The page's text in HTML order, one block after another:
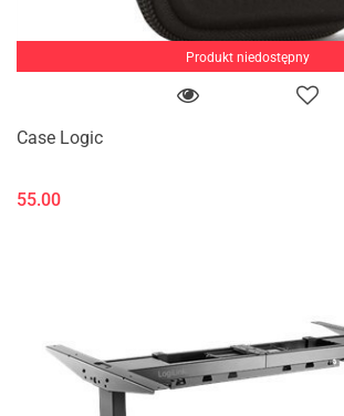
Produkt niedostępny
Case Logic
55.00